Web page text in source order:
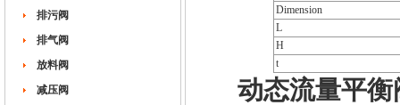
排污阀
排气阀
放料阀
减压阀
Dimension
L
H
t
动态流量平